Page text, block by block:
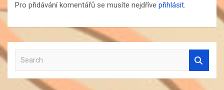
Pro přidávání komentářů se musíte nejdříve přihlásit.
a